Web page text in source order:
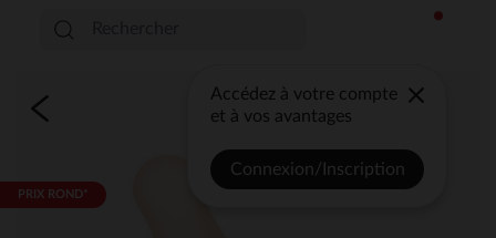
Accédez à votre compte
et à vos avantages
Connexion/Inscription
PRIX ROND*